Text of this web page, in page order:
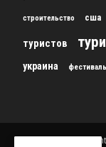
строительство сша
туристов
украина фестиваль
© 2012-2024